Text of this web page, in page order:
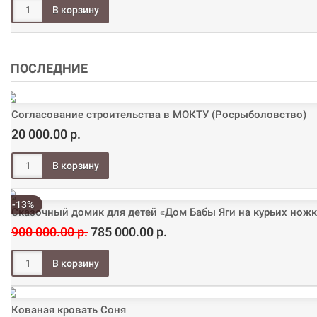
ПОСЛЕДНИЕ
Согласование строительства в МОКТУ (Росрыболовство)
20 000.00 р.
-13%
Сказочный домик для детей «Дом Бабы Яги на курьих
900 000.00 р.785 000.00 р.
Кованая кровать Соня